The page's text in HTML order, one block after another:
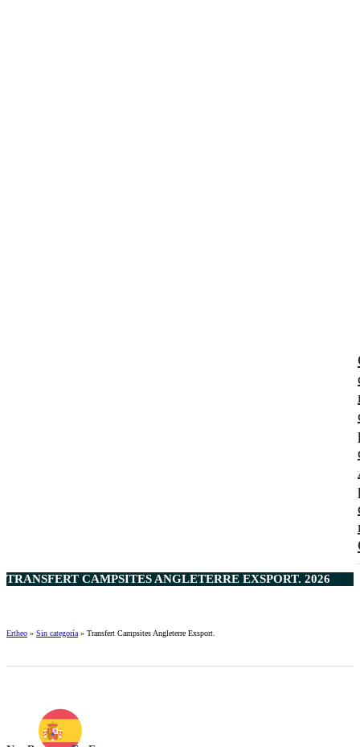
TRANSFERT CAMPSITES ANGLETERRE EXSPORT. 2026
Ertheo » Sin categoría» Transfert Campsites Angleterre Exsport.